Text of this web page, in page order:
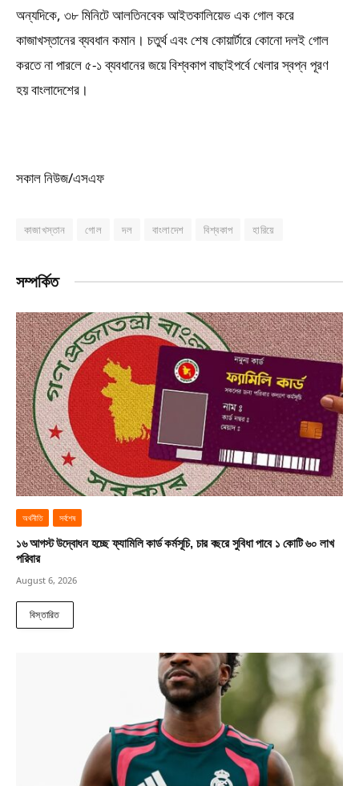
অন্যদিকে, ৩৮ মিনিটে আলতিনবেক আইতকালিয়েভ এক গোল করে
কাজাখস্তানের ব্যবধান কমান। চতুর্থ এবং শেষ কোয়ার্টারে কোনো দলই গোল
করতে না পারলে ৫-১ ব্যবধানের জয়ে বিশ্বকাপ বাছাইপর্বে খেলার স্বপ্ন পূরণ
হয় বাংলাদেশের।
সকাল নিউজ/এসএফ
কাজাখস্তান গোল দল বাংলাদেশ বিশ্বকাপ হারিয়ে
সম্পর্কিত
অর্থনীতি সর্বশেষ
১৬ আগস্ট উদ্বোধন হচ্ছে ফ্যামিলি কার্ড কর্মসূচি, চার বছরে সুবিধা পাবে ১ কোটি ৬০ লাখ
পরিবার
August 6, 2026
বিস্তারিত